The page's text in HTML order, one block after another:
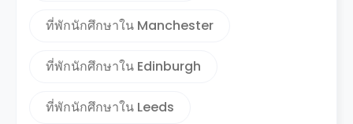
ที่พักนักศึกษาใน Manchester
ที่พักนักศึกษาใน Edinburgh
ที่พักนักศึกษาใน Leeds